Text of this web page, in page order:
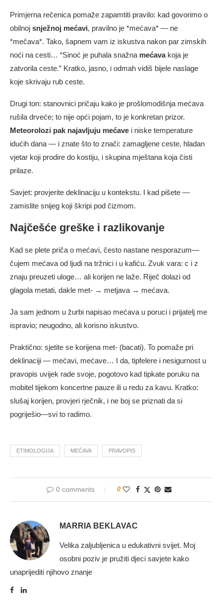
Primjerna rečenica pomaže zapamtiti pravilo: kad govorimo o
obilnoj snježnoj mećavi, pravilno je *mećava* — ne
*mečava*. Tako, šapnem vam iz iskustva nakon par zimskih
noći na cesti… “Sinoć je puhala snažna mećavakoja je
zatvorila ceste.” Kratko, jasno, i odmah vidiš bijele naslage
koje skrivaju rub ceste.
Drugi ton: stanovnici pričaju kako je prošlomodišnja mećava
rušila drveće; to nije opći pojam, to je konkretan prizor.
Meteorolozi pak najavljuju mećave i niske temperature
idućih dana — i znate što to znači: zamagljene ceste, hladan
vjetar koji prodire do kostiju, i skupina mještana koja čisti
prilaze.
Savjet: provjerite deklinaciju u kontekstu. I kad pišete —
zamislite snijeg koji škripi pod čizmom.
Najčešće greške i razlikovanje
Kad se plete priča o mećavi, često nastane nesporazum—
čujem mećava od ljudi na tržnici i u kafiću. Zvuk vara: c i z
znaju preuzeti uloge… ali korijen ne laže. Riječ dolazi od
glagola metati, dakle met‑ → metjava → mećava.
Ja sam jednom u žurbi napisao mećava u poruci i prijatelj me
ispravio; neugodno, ali korisno iskustvo.
Praktično: sjetite se korijena met- (bacati). To pomaže pri
deklinaciji — mećavi, mećave… I da, tipfelere i nesigurnost u
pravopis uvijek rade svoje, pogotovo kad tipkate poruku na
mobitel tijekom koncertne pauze ili u redu za kavu. Kratko:
slušaj korijen, provjeri rječnik, i ne boj se priznati da si
pogriješio—svi to radimo.
ETIMOLOGIJA MEĆAVA PRAVOPIS
0 comments 0
MARRIA BEKLAVAC
Velika zaljubljenica u edukativni svijet. Moj
osobni poziv je pružiti djeci savjete kako
unaprijediti njihovo znanje